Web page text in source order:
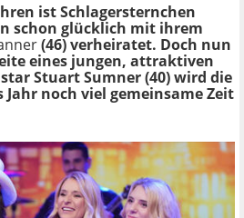
ist Schlagersternchen
schon glücklich mit ihrem
(46) verheiratet. Doch nun
eines jungen, attraktiven
Stuart Sumner (40) wird die
noch viel gemeinsame Zeit